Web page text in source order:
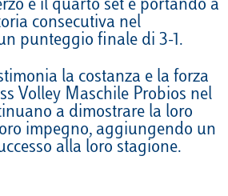
e il quarto set e portando a
consecutiva nel
punteggio finale di 3-1.
la costanza e la forza
Volley Maschile Probios nel
a dimostrare la loro
impegno, aggiungendo un
alla loro stagione.